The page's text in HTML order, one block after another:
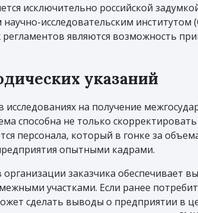
исключительно российской
научно-исследовательским
являются возможность
указаний
на получение
способна не только
персонала, который в гонке за
опытными кадрами.
заказчика обеспечивает
участками. Если ранее
сделать выводы о предприятии в